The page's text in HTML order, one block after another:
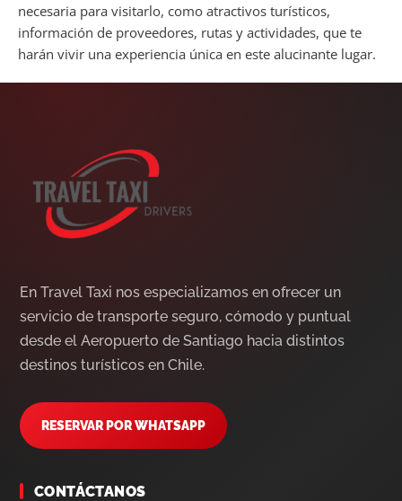
necesaria para visitarlo, como atractivos turísticos,
información de proveedores, rutas y actividades, que te
harán vivir una experiencia única en este alucinante lugar.
En Travel Taxi nos especializamos en ofrecer un
servicio de transporte seguro, cómodo y puntual
desde el Aeropuerto de Santiago hacia distintos
destinos turísticos en Chile.
RESERVAR POR WHATSAPP
CONTÁCTANOS